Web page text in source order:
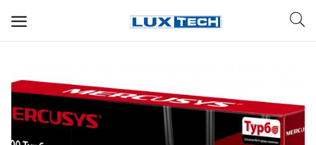
РЕШЕНИЯ ДЛЯ ДОМА